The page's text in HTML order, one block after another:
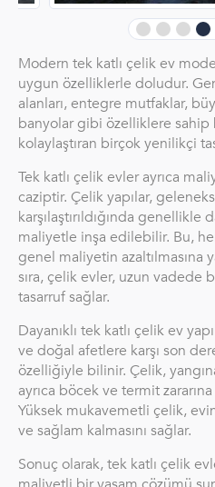
Modern tek katlı çelik ev
uygun özelliklerle doludur.
alanları, entegre mutfaklar,
banyolar gibi özelliklere sahip
kolaylaştıran birçok yenilikçi
Tek katlı çelik evler ayrıca
caziptir. Çelik yapılar,
karşılaştırıldığında genellikle
maliyetle inşa edilebilir. Bu,
genel maliyetin azaltılmasına
sıra, çelik evler, uzun vadede
tasarruf sağlar.
Dayanıklı tek katlı çelik ev
ve doğal afetlere karşı son
özelliğiyle bilinir. Çelik,
ayrıca böcek ve termit
Yüksek mukavemetli çelik,
ve sağlam kalmasını sağlar.
Sonuç olarak, tek katlı çelik